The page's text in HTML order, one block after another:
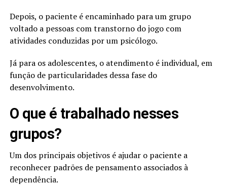
Depois, o paciente é encaminhado para um grupo
voltado a pessoas com transtorno do jogo com
atividades conduzidas por um psicólogo.
Já para os adolescentes, o atendimento é individual, em
função de particularidades dessa fase do
desenvolvimento.
O que é trabalhado nesses
grupos?
Um dos principais objetivos é ajudar o paciente a
reconhecer padrões de pensamento associados à
dependência.